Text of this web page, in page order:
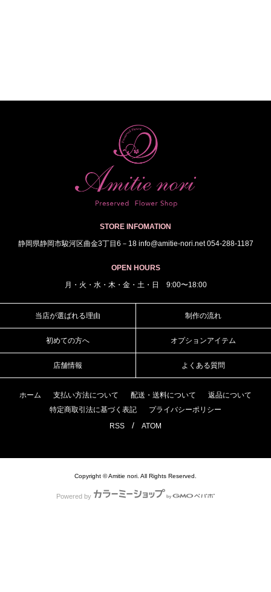
STORE INFOMATION
静岡県静岡市駿河区曲金3丁目6－18 info@amitie-nori.net 054-288-1187
OPEN HOURS
月・火・水・木・金・土・日 9:00〜18:00
当店が選ばれる理由 制作の流れ
初めての方へ オプションアイテム
店舗情報 よくある質問
ホーム 支払い方法について 配送・送料について
返品について
特定商取引法に基づく表記
プライバシーポリシー
RSS
/ ATOM
Copyright © Amitie nori. All Rights Reserved.
Powered by